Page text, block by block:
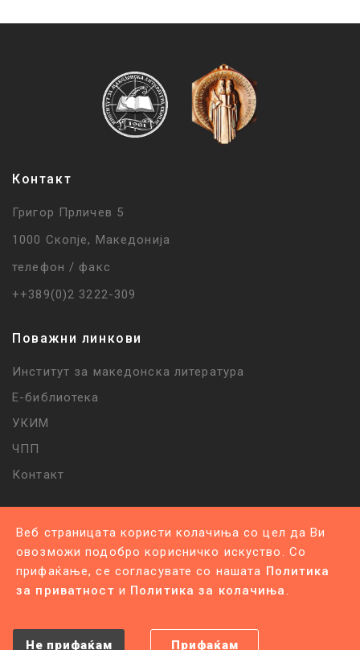
Контакт
Григор Прличев 5
1000 Скопје, Македонија
телефон / факс
++389(0)2 3222-309
Поважни линкови
Институт за македонска литература
Е-библиотека
УКИМ
ЧПП
Контакт
Unet
Политика за приватност |
Веб страницата користи колачиња со цел да Ви
овозможи подобро корисничко искуство. Со
прифаќање, се согласувате со нашата Политика
за приватност и Политика за колачиња.
Не прифаќам Прифаќам